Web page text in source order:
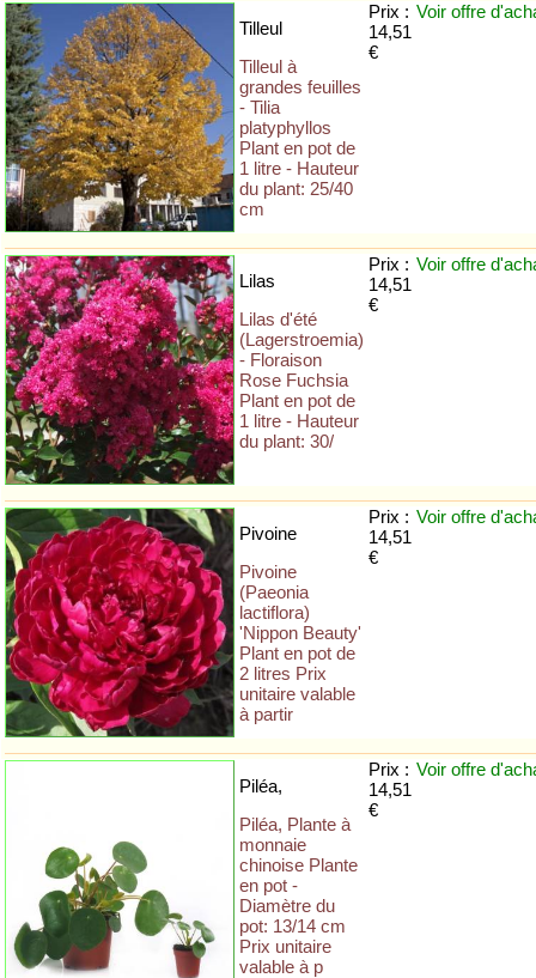
Tilleul
Tilleul à
grandes feuilles
- Tilia
platyphyllos
Plant en pot de
1 litre - Hauteur
du plant: 25/40
cm
Prix :
14,51
€
Voir offre
Lilas
Lilas d'été
(Lagerstroemia)
- Floraison
Rose Fuchsia
Plant en pot de
1 litre - Hauteur
du plant: 30/
Prix :
14,51
€
Voir offre
Pivoine
Pivoine
(Paeonia
lactiflora)
'Nippon Beauty'
Plant en pot de
2 litres Prix
unitaire valable
à partir
Prix :
14,51
€
Voir offre
Piléa,
Piléa, Plante à
monnaie
chinoise Plante
en pot -
Diamètre du
pot: 13/14 cm
Prix unitaire
valable à p
Prix :
14,51
€
Voir offre